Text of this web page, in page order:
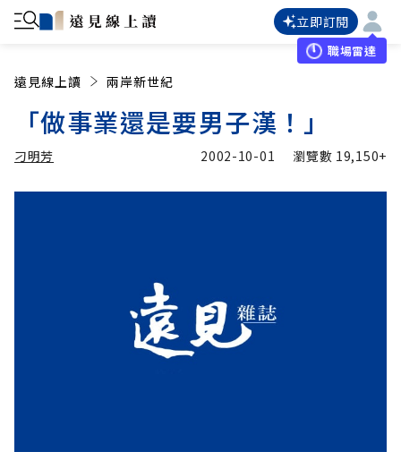
立即訂閱
職場雷達
遠見線上讀 兩岸新世紀
「做事業還是要男子漢！」
刁明芳 2002-10-01 瀏覽數 19,150+